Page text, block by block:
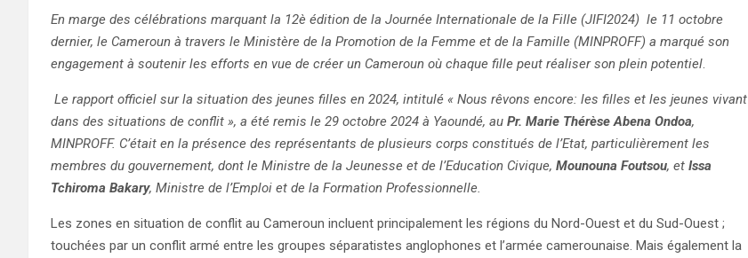
En marge des célébrations marquant la 12è édition de la Journée Internationale de la Fille (JIFI2024) le 11 octobre
dernier, le Cameroun à travers le Ministère de la Promotion de la Femme et de la Famille (MINPROFF) a marqué son
engagement à soutenir les efforts en vue de créer un Cameroun où chaque fille peut réaliser son plein potentiel.
Le rapport officiel sur la situation des jeunes filles en 2024, intitulé « Nous rêvons encore: les filles et les jeunes vivant
dans des situations de conflit », a été remis le 29 octobre 2024 à Yaoundé, au Pr. Marie Thérèse Abena Ondoa,
MINPROFF. C’était en la présence des représentants de plusieurs corps constitués de l’Etat, particulièrement les
membres du gouvernement, dont le Ministre de la Jeunesse et de l’Education Civique, Mounouna Foutsou, et Issa
Tchiroma Bakary, Ministre de l’Emploi et de la Formation Professionnelle.
Les zones en situation de conflit au Cameroun incluent principalement les régions du Nord-Ouest et du Sud-Ouest ;
touchées par un conflit armé entre les groupes séparatistes anglophones et l’armée camerounaise. Mais également la